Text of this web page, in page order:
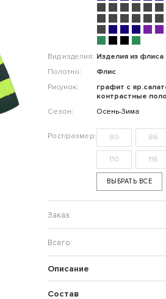
Вид изделия: Изделия из флиса
Полотно:
Флис
Рисунок:
графит с
контрастные
Сезон:
Осень-Зима
80 86
110 116
ВЫБРАТЬ ВСЕ
Описание
Состав